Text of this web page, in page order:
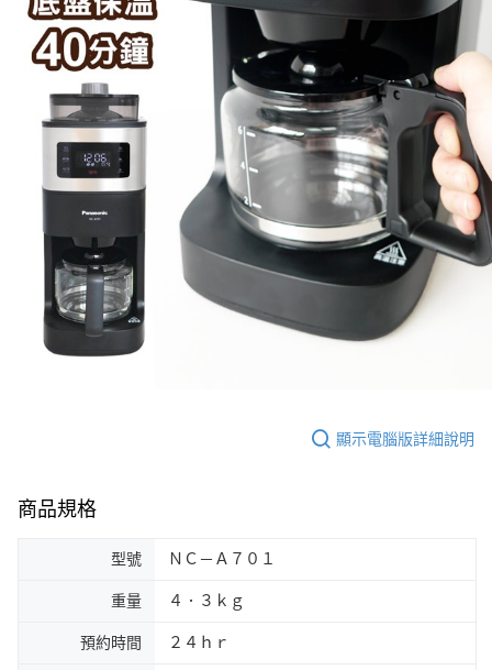
顯示電腦版詳細說明
商品規格
型號 ＮＣ－Ａ７０１
重量 ４．３ｋｇ
預約時間 ２４ｈｒ